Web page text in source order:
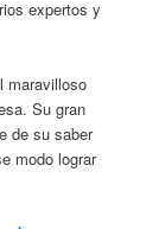
expertos y
maravilloso
Su gran
de su saber
modo lograr